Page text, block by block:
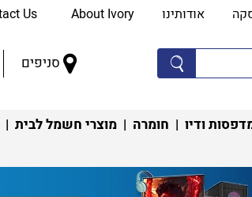
אודותינו About Ivory
סניפים
ודיו | חומרה | מוצרי חשמל לבית |